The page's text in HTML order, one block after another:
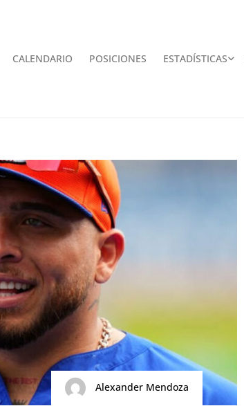
CALENDARIO POSICIONES ESTADÍSTICAS
Alexander Mendoza